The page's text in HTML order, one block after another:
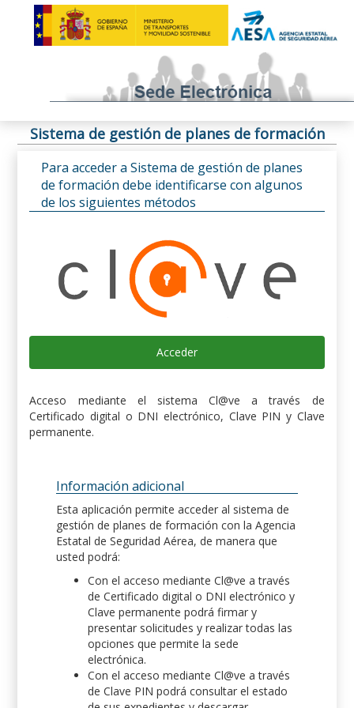
Sistema de gestión de planes de formación
Para acceder a Sistema de gestión de planes
de formación debe identificarse con algunos
de los siguientes métodos
Acceder
Acceso mediante el sistema Cl@ve a través de
Certificado digital o DNI electrónico, Clave PIN y Clave
permanente.
Información adicional
Esta aplicación permite acceder al sistema de
gestión de planes de formación con la Agencia
Estatal de Seguridad Aérea, de manera que
usted podrá:
Con el acceso mediante Cl@ve a través
de Certificado digital o DNI electrónico y
Clave permanente podrá firmar y
presentar solicitudes y realizar todas las
opciones que permite la sede
electrónica.
Con el acceso mediante Cl@ve a través
de Clave PIN podrá consultar el estado